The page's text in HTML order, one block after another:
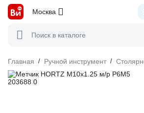
Москва
Поиск в каталоге
Главная / Ручной инструмент /